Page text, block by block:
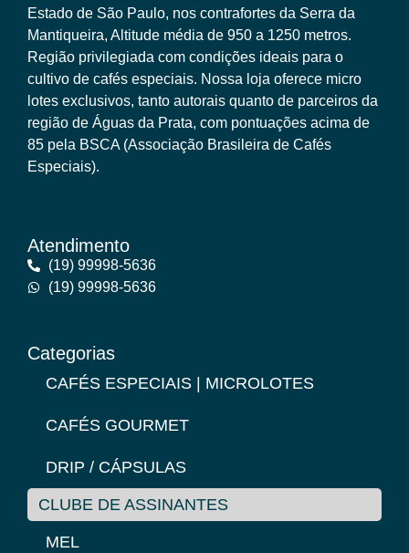
Estado de São Paulo, nos contrafortes da Serra da
Mantiqueira, Altitude média de 950 a 1250 metros.
Região privilegiada com condições ideais para o
cultivo de cafés especiais. Nossa loja oferece micro
lotes exclusivos, tanto autorais quanto de parceiros da
região de Águas da Prata, com pontuações acima de
85 pela BSCA (Associação Brasileira de Cafés
Especiais).
Atendimento
(19) 99998-5636
(19) 99998-5636
Categorias
CAFÉS ESPECIAIS | MICROLOTES
CAFÉS GOURMET
DRIP / CÁPSULAS
CLUBE DE ASSINANTES
MEL